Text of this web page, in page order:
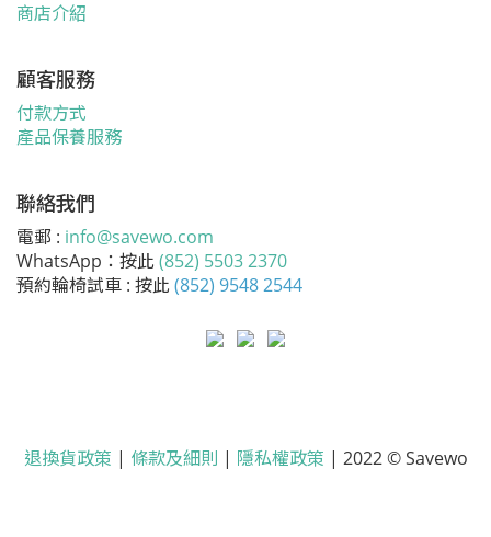
商店介紹
顧客服務
付款方式
產品保養服務
聯絡我們
電郵 : info@savewo.com
WhatsApp：按此 (852) 5503 2370
預約輪椅試車 : 按此 (852) 9548 2544
退換貨政策 | 條款及細則 | 隱私權政策 | 2022 © Savewo